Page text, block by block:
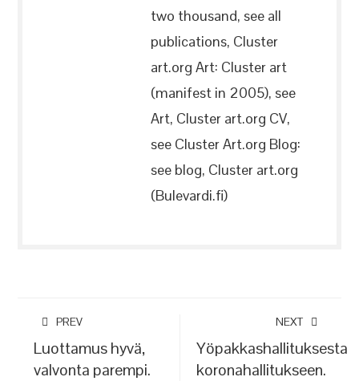
two thousand, see all
publications, Cluster
art.org Art: Cluster art
(manifest in 2005), see
Art, Cluster art.org CV,
see Cluster Art.org Blog:
see blog, Cluster art.org
(Bulevardi.fi)
PREV
Luottamus hyvä,
valvonta parempi.
NEXT
Yöpakkashallituksesta
koronahallitukseen.